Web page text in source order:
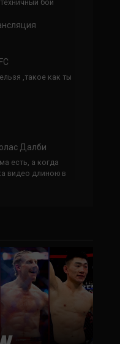
бой
,такое как ты
Далби
есть, а когда
видео длиною в